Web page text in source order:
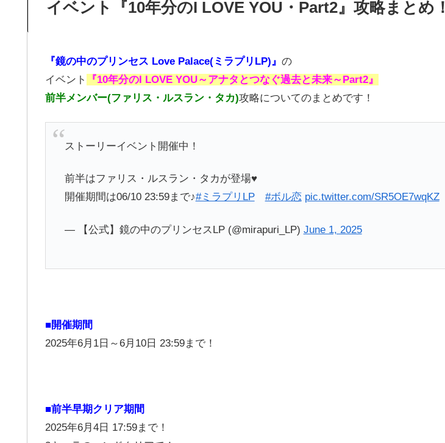
イベント『10年分のI LOVE YOU・Part2』攻略まとめ！
『鏡の中のプリンセス Love Palace(ミラプリLP)』 の
イベント
『10年分のI LOVE YOU～アナタとつなぐ過去と未来～Part2』
前半メンバー(ファリス・ルスラン・タカ)攻略についてのまとめです！
ストーリーイベント開催中！
前半はファリス・ルスラン・タカが登場♥
開催期間は06/10 23:59まで♪#ミラプリLP #ボル恋 pic.twitter.com/SR5OE7wqKZ
— 【公式】鏡の中のプリンセスLP (@mirapuri_LP) June 1, 2025
■開催期間
2025年6月1日～6月10日 23:59まで！
■前半早期クリア期間
2025年6月4日 17:59まで！